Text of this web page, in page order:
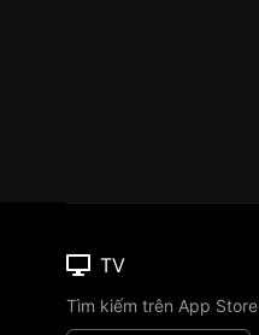
TV
Tìm kiếm trên App Store